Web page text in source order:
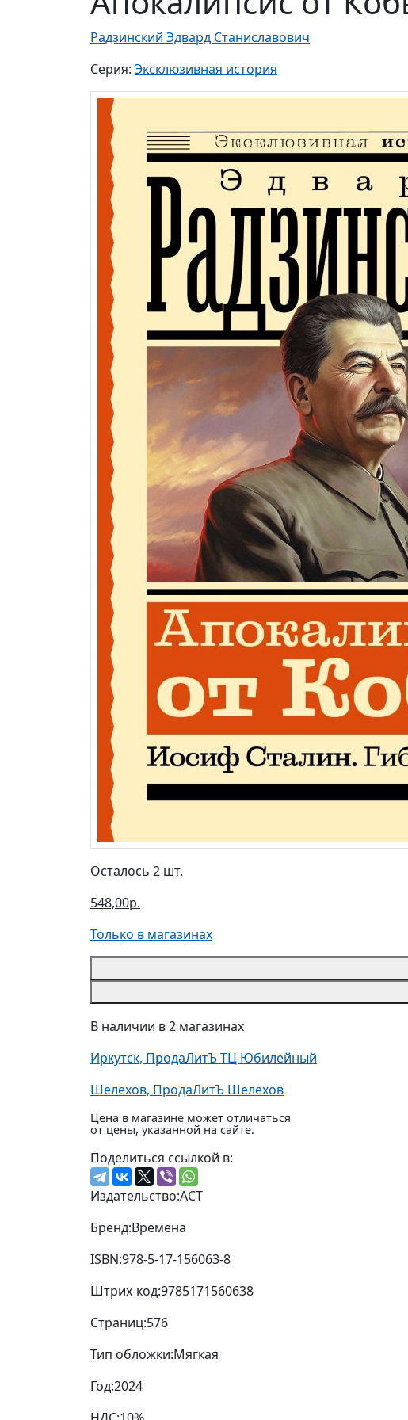
Радзинский Эдвард Станиславович
Серия: Эксклюзивная история
Осталось 2 шт.
548,00р.
Только в магазинах
В наличии в 2 магазинах
Иркутск, ПродаЛитЪ ТЦ Юбилейный
Шелехов, ПродаЛитЪ Шелехов
Цена в магазине может отличаться
от цены, указанной на сайте.
Поделиться ссылкой в:
Издательство:АСТ
Бренд:Времена
ISBN:978-5-17-156063-8
Штрих-код:9785171560638
Страниц:576
Тип обложки:Мягкая
Год:2024